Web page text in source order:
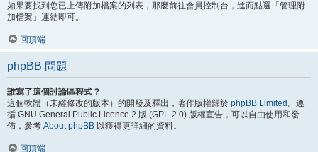
如果要找到您已上傳附加檔案的列表，那麼前往會員控制台，進而點選「管理附
加檔案」連結即可。
回頂端
phpBB 問題
誰寫了這個討論區程式？
這個軟體（未經修改的版本）的開發及釋出，著作版權歸於 phpBB Limited 。遵
循 GNU General Public Licence 2 版 (GPL-2.0) 版權宣告，可以自由使用和發
佈，參考 About phpBB 以獲得更詳細的資料。
回頂端